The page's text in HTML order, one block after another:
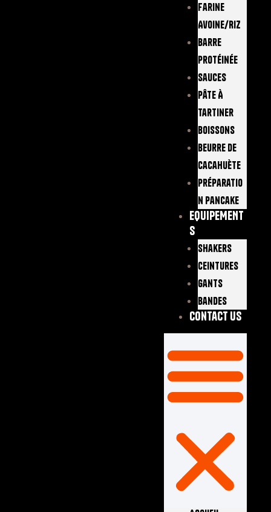
Farine
Avoine/Riz
Barre
Protéinée
Sauces
Pâte À
Tartiner
Boissons
Beurre De
Cacahuète
Préparatio
N Pancake
EQUIPEMENT
S
Shakers
Ceintures
Gants
Bandes
Contact Us